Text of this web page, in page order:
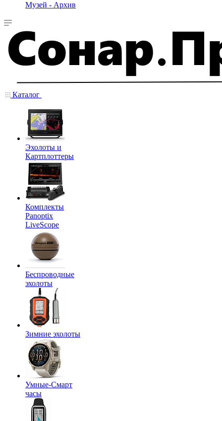
Музей - Архив
Каталог
Эхолоты и
Картплоттеры
Комплекты
Panoptix
LiveScope
Беспроводные
эхолоты
Зимние эхолоты
Умные-Смарт
часы